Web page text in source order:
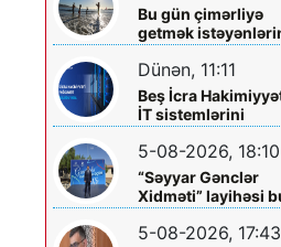
Bu gün çimərliyə
getmək
diqqətinə!
Dünən, 11:11
Beş İcra
İT sistemlərini
“Hökumət
buludu”na köçürdü
5-08-2026, 18:10
“Səyyar Gənclər
Xidməti” layihəsi
dəfə
5-08-2026, 17:43